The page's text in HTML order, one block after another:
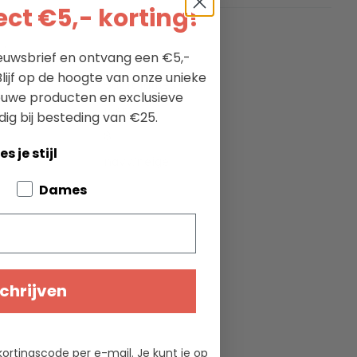
Saint James
meryl
€5,- korting!
en ontvang een €5,-
op de hoogte van onze unieke
producten en exclusieve
bij besteding van €25.
je stijl
your pets
Dames
per e-mail. Je kunt je op